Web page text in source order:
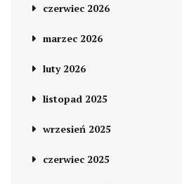
czerwiec 2026
marzec 2026
luty 2026
listopad 2025
wrzesień 2025
czerwiec 2025